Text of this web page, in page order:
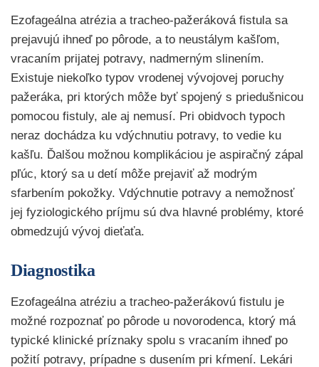
Ezofageálna atrézia a tracheo-pažeráková fistula sa
prejavujú ihneď po pôrode, a to neustálym kašľom,
vracaním prijatej potravy, nadmerným slinením.
Existuje niekoľko typov vrodenej vývojovej poruchy
pažeráka, pri ktorých môže byť spojený s priedušnicou
pomocou fistuly, ale aj nemusí. Pri obidvoch typoch
neraz dochádza ku vdýchnutiu potravy, to vedie ku
kašľu. Ďalšou možnou komplikáciou je aspiračný zápal
pľúc, ktorý sa u detí môže prejaviť až modrým
sfarbením pokožky. Vdýchnutie potravy a nemožnosť
jej fyziologického príjmu sú dva hlavné problémy, ktoré
obmedzujú vývoj dieťaťa.
Diagnostika
Ezofageálna atréziu a tracheo-pažerákovú fistulu je
možné rozpoznať po pôrode u novorodenca, ktorý má
typické klinické príznaky spolu s vracaním ihneď po
požití potravy, prípadne s dusením pri kŕmení. Lekári